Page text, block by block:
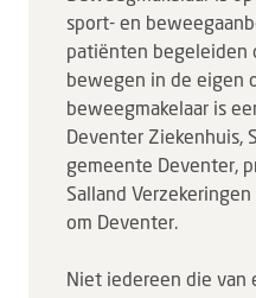
sport- en
patiënten begeleiden
bewegen in de eigen
beweegmakelaar is
Deventer Ziekenhuis,
gemeente Deventer,
Salland
om Deventer.
Niet iedereen die van